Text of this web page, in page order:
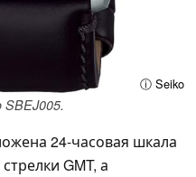
ⓘ Seiko
SBEJ005.
24-часовая шкала
GMT, а